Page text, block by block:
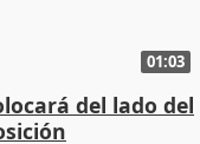
01:03
del lado del